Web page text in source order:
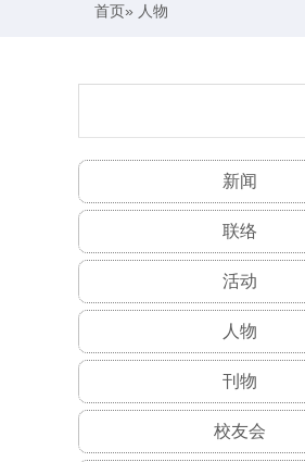
首页» 人物
新闻
联络
活动
人物
刊物
校友会